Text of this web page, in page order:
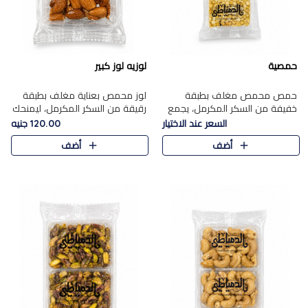
حمصية
حمص محمص مغلف بطبقة
خفيفة من السكر المكرمل، يجمع
بين القرمشة المميزة والطعم
الشرقي الأصيل في واحدة من أشهر
حلويات الموسم.
السعر عند الاختيار
أضف
لوزيه لوز كبير
لوز محمص بعناية مغلف بطبقة
رقيقة من السكر المكرمل، ليمنحك
قرمشة راقية ونكهة غنية تبرز
فخامة اللوز في كل قطعة.
120.00 جنيه
أضف